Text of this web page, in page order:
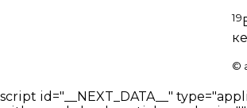
19
©
script id="__NEXT_DATA__" type="application/json">{"props":{"pageProps":{"_nextI18Next":{"initialI18nStore":{"kk":{"bible":{"page":{"head":{"title":"Bible AI Bible reader with search, books, articles and voice","description":"Read the bible using AI and search books, study plans, articles using your voice"},"bibleReader":{"title":"Bible","bookSelect":{"placeholder":"Select Book"},"chapterSelect":{"placeholder":"Select Chapter"},"errors":{"chapterLoading":"Error loading chapter. Resolving...","offline":"You're offline. Download a Bible translation before going offline to read it here."},"sidebarViewPicker":{"heading":"Select a view","showBar":{"title":"Show Bar","description":"Always show"},"hideBar":{"title":"Hide Bar","description":"Only show when a verse is selected"}},"readerTabSection":{"tabList":["Search","Verses","Notes","Bookmarks"],"searchBlock":{"tabList":["Verses","Articles","Books","Docs","Media"],"heading":"Discover The Most Advanced Bible Search Engine","logo":{"title":"Bible AI Search Engine Logo"},"betaTag":"Beta","input":{"placeholder":"Ask Bible AI"},"translationSelector":{"title":"Translation","selectTranslationInput":{"placeholder":"Select Translation"}},"trendingSearch":{"title":"Explore Trending Searches"},"loading":{"articles":"Loading Articles","books":"Loading Books"},"messages":{"searchError":"An error occurred. Please try again"},"introCards":{"navigate":{"title":"Navigate the bible using {type}","text":"Go to Matthew 1","inputTypes":{"text":"text","voice":"your voice"}},"question":{"title":"Ask any question relevant to the Bible","text":"Who is Jesus and why did he die?"},"goToVerse":{"title":"Go directly to the verses","text":"Click on assistant responses to navigate the Bible"},"selectVerse":{"title":"Select a verse to begin","text":"Click on a verse to show a detailed overview of it"}},"assistant":{"messages":{"error":"Sorry an error occurred, let me try again","cannotCompleteQueryError":"Unable to complete your query, please try again later.","start":["Hi, how can I help?","What's on your mind?","What's your question?"],"thinking":["Thank you. Let me think about that.","I will look for an answer for you.","Great question, give me a few seconds to find the answer","Sure thing. I'll find an answer for you."]}},"answering":"Жауап